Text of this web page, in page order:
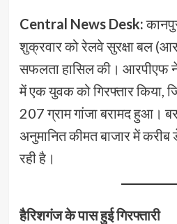
Central News Desk:
शुक्रवार को रेलवे सुरक्षा बल
सफलता हासिल की। आरपीएफ
में एक युवक को गिरफ्तार किया,
207 ग्राम गांजा बरामद हुआ।
अनुमानित कीमत बाजार में
रही है।
हैरिशगंज के पास हुई गिरफ्तारी